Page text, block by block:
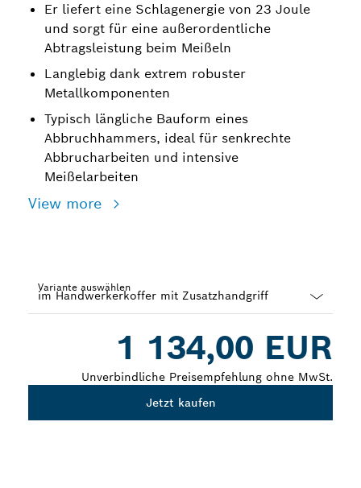
Er liefert eine Schlagenergie von 23 Joule
und sorgt für eine außerordentliche
Abtragsleistung beim Meißeln
Langlebig dank extrem robuster
Metallkomponenten
Typisch längliche Bauform eines
Abbruchhammers, ideal für senkrechte
Abbrucharbeiten und intensive
Meißelarbeiten
View more
Variante auswählen
1 134,00 EUR
Unverbindliche Preisempfehlung ohne MwSt.
Jetzt kaufen